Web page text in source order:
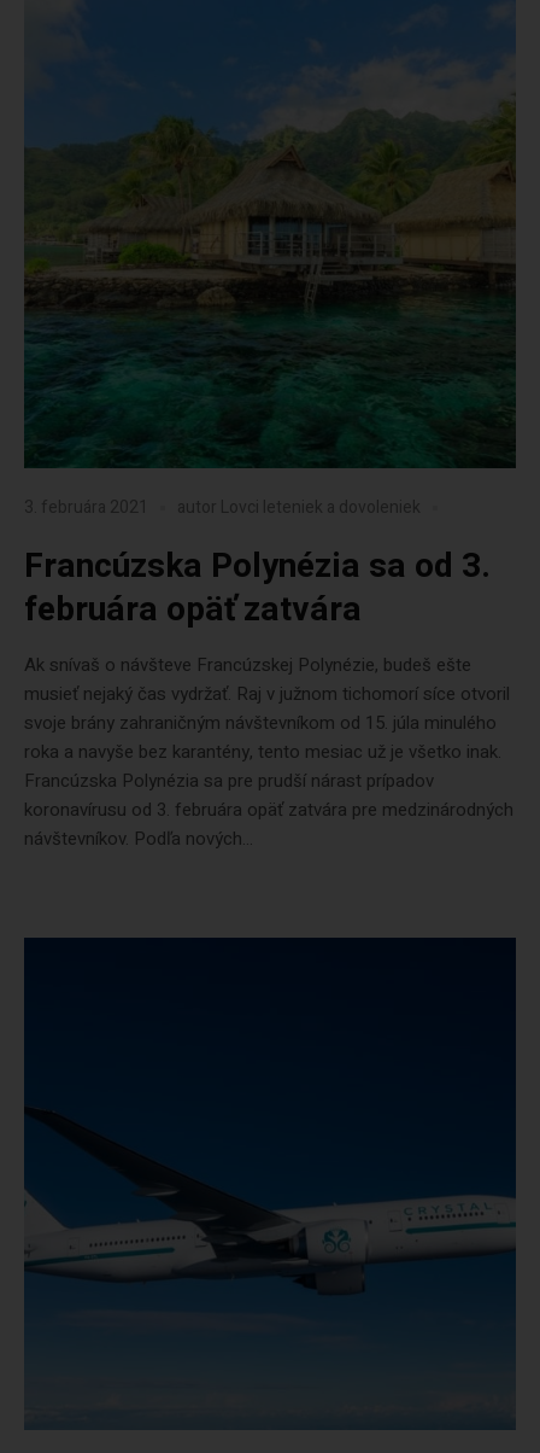
3. februára 2021 autor Lovci leteniek a dovoleniek
Francúzska Polynézia sa od 3.
februára opäť zatvára
Ak snívaš o návšteve Francúzskej Polynézie, budeš ešte
musieť nejaký čas vydržať. Raj v južnom tichomorí síce otvoril
svoje brány zahraničným návštevníkom od 15. júla minulého
roka a navyše bez karantény, tento mesiac už je všetko inak.
Francúzska Polynézia sa pre prudší nárast prípadov
koronavírusu od 3. februára opäť zatvára pre medzinárodných
návštevníkov. Podľa nových...